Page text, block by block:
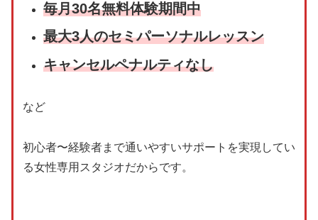
毎月30名無料体験期間中
最大3人のセミパーソナルレッスン
キャンセルペナルティなし
など
初心者〜経験者まで通いやすいサポートを実現してい
る女性専用スタジオだからです。